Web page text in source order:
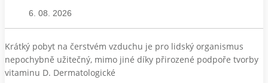
6. 08. 2026
Krátký pobyt na čerstvém vzduchu je pro lidský organismus
nepochybně užitečný, mimo jiné díky přirozené podpoře tvorby
vitaminu D. Dermatologické